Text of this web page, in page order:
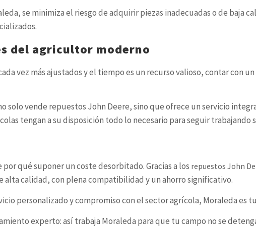
se minimiza el riesgo de adquirir piezas inadecuadas o de baja
del agricultor moderno
vez más ajustados y el tiempo es un recurso valioso, contar con
solo vende repuestos John Deere, sino que ofrece un servicio
tengan a su disposición todo lo necesario para seguir trabajando
qué suponer un coste desorbitado. Gracias a los repuestos John
alta calidad, con plena compatibilidad y un ahorro significativo.
personalizado y compromiso con el sector agrícola, Moraleda es
experto: así trabaja Moraleda para que tu campo no se